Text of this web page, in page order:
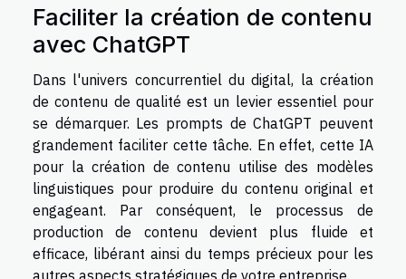
Faciliter la création de contenu
avec ChatGPT
Dans l'univers concurrentiel du digital, la création
de contenu de qualité est un levier essentiel pour
se démarquer. Les prompts de ChatGPT peuvent
grandement faciliter cette tâche. En effet, cette IA
pour la création de contenu utilise des modèles
linguistiques pour produire du contenu original et
engageant. Par conséquent, le processus de
production de contenu devient plus fluide et
efficace, libérant ainsi du temps précieux pour les